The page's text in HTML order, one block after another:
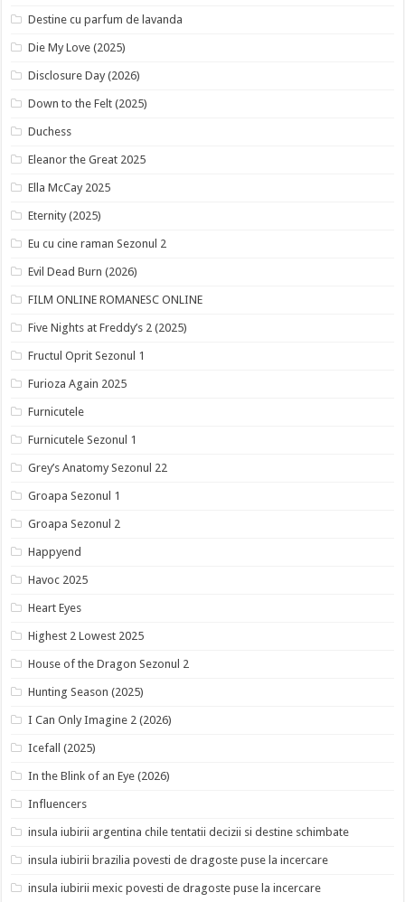
Destine cu parfum de lavanda
Die My Love (2025)
Disclosure Day (2026)
Down to the Felt (2025)
Duchess
Eleanor the Great 2025
Ella McCay 2025
Eternity (2025)
Eu cu cine raman Sezonul 2
Evil Dead Burn (2026)
FILM ONLINE ROMANESC ONLINE
Five Nights at Freddy’s 2 (2025)
Fructul Oprit Sezonul 1
Furioza Again 2025
Furnicutele
Furnicutele Sezonul 1
Grey’s Anatomy Sezonul 22
Groapa Sezonul 1
Groapa Sezonul 2
Happyend
Havoc 2025
Heart Eyes
Highest 2 Lowest 2025
House of the Dragon Sezonul 2
Hunting Season (2025)
I Can Only Imagine 2 (2026)
Icefall (2025)
In the Blink of an Eye (2026)
Influencers
insula iubirii argentina chile tentatii decizii si destine schimbate
insula iubirii brazilia povesti de dragoste puse la incercare
insula iubirii mexic povesti de dragoste puse la incercare